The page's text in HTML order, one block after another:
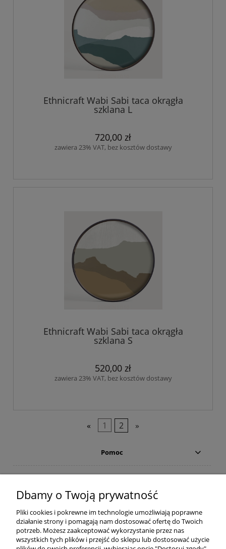
Ethnicraft Wabi Sabi taca okrągła
szklana L
720,00 zł
zawiera 23% VAT, bez kosztów dostawy
Ethnicraft Wabi Sabi taca okrągła
szklana S
520,00 zł
zawiera 23% VAT, bez kosztów dostawy
« 1 2 »
Pomoc
Moje konto
Płatności i dostawa
Informacje
Dbamy o Twoją prywatność
Pliki cookies i pokrewne im technologie umożliwiają poprawne
działanie strony i pomagają nam dostosować ofertę do Twoich
potrzeb. Możesz zaakceptować wykorzystanie przez nas
wszystkich tych plików i przejść do sklepu lub dostosować użycie